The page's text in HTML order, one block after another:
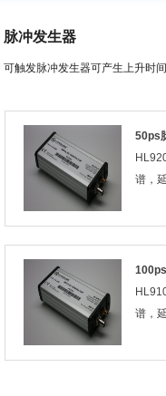
脉冲发生器
可触发脉冲发生器可产生上升时
50ps
谱，
谱，